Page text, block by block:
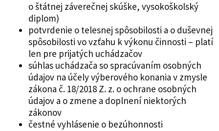
o štátnej záverečnej skúške, vysokoškolský
diplom)
potvrdenie o telesnej spôsobilosti a o duševnej
spôsobilosti vo vzťahu k výkonu činnosti – platí
len pre prijatých uchádzačov
súhlas uchádzača so spracúvaním osobných
údajov na účely výberového konania v zmysle
zákona č. 18/2018 Z. z. o ochrane osobných
údajov a o zmene a doplnení niektorých
zákonov
čestné vyhlásenie o bezúhonnosti